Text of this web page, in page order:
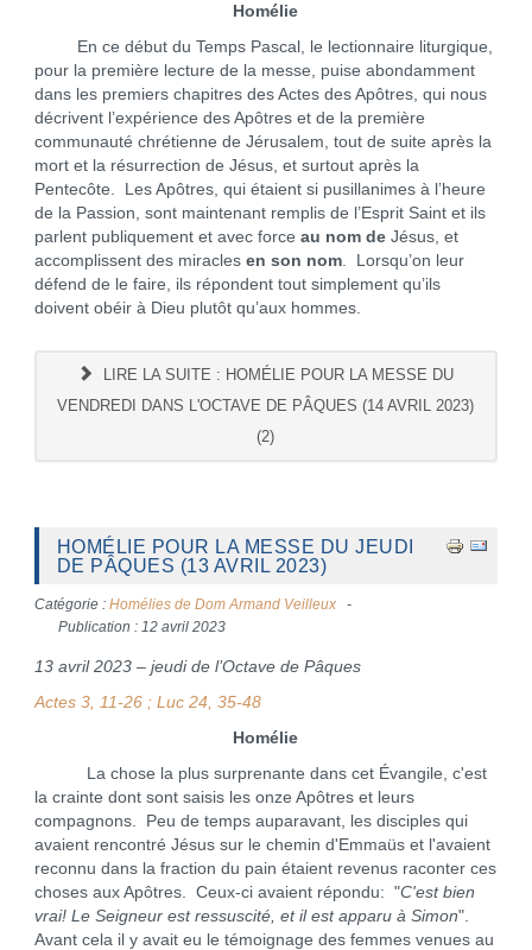
Homélie
En ce début du Temps Pascal, le lectionnaire liturgique,
pour la première lecture de la messe, puise abondamment
dans les premiers chapitres des Actes des Apôtres, qui nous
décrivent l’expérience des Apôtres et de la première
communauté chrétienne de Jérusalem, tout de suite après la
mort et la résurrection de Jésus, et surtout après la
Pentecôte. Les Apôtres, qui étaient si pusillanimes à l’heure
de la Passion, sont maintenant remplis de l’Esprit Saint et ils
parlent publiquement et avec force au nom deJésus, et
accomplissent des miracles en son nom. Lorsqu’on leur
défend de le faire, ils répondent tout simplement qu’ils
doivent obéir à Dieu plutôt qu’aux hommes.
LIRE LA SUITE : HOMÉLIE POUR LA MESSE DU
VENDREDI DANS L'OCTAVE DE PÂQUES (14 AVRIL 2023)
(2)
HOMÉLIE POUR LA MESSE DU JEUDI
DE PÂQUES (13 AVRIL 2023)
Catégorie : Homélies de Dom Armand Veilleux
Publication : 12 avril 2023
13 avril 2023 – jeudi de l’Octave de Pâques
Actes 3, 11-26 ; Luc 24, 35-48
Homélie
La chose la plus surprenante dans cet Évangile, c'est
la crainte dont sont saisis les onze Apôtres et leurs
compagnons. Peu de temps auparavant, les disciples qui
avaient rencontré Jésus sur le chemin d'Emmaüs et l'avaient
reconnu dans la fraction du pain étaient revenus raconter ces
choses aux Apôtres. Ceux-ci avaient répondu: "C'est bien
vrai! Le Seigneur est ressuscité, et il est apparu à Simon".
Avant cela il y avait eu le témoignage des femmes venues au